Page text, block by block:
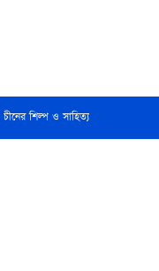
চীনের শিল্প ও সাহিত্য